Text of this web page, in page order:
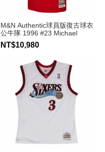
M&N Authentic球員版復古球衣
公牛隊 1996 #23 Michael
Jordan
NT$10,980